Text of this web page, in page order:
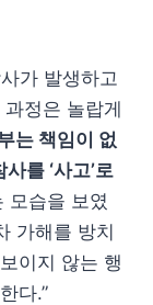
가 발생하고
정은 놀랍게
는 책임이 없
를 ‘사고’로
모습을 보였
가해를 방치
이지 않는 행
다.”